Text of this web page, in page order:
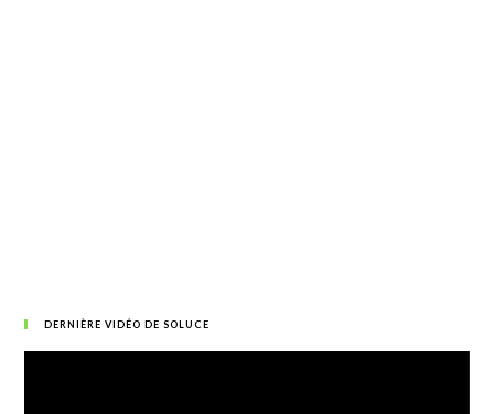
DERNIÈRE VIDÉO DE SOLUCE